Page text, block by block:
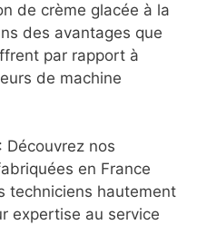
de crème glacée à la
des avantages que
par rapport à
de machine
: Découvrez nos
en France
techniciens hautement
expertise au service